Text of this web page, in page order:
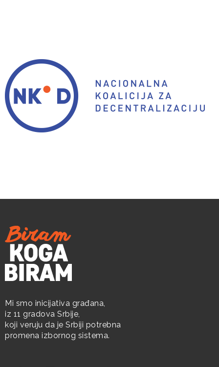
Mi smo inicijativa građana,
iz 11 gradova Srbije,
koji veruju da je Srbiji potrebna
promena izbornog sistema.